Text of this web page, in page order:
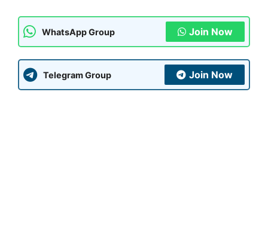
WhatsApp Group Join Now
Telegram Group Join Now